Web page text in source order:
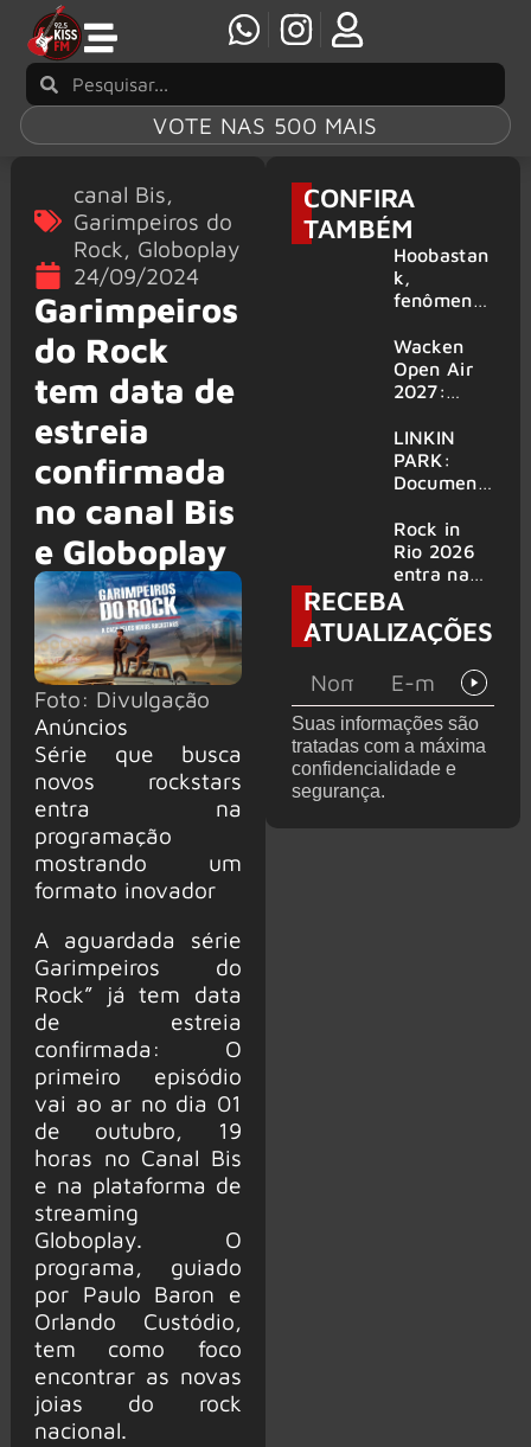
VOTE NAS 500 MAIS
canal Bis,
Garimpeiros do
Rock, Globoplay
24/09/2024
Garimpeiros
do Rock
tem data de
estreia
confirmada
no canal Bis
e Globoplay
Foto: Divulgação
Anúncios
Série que busca
novos rockstars
entra na
programação
mostrando um
formato inovador
A aguardada série
Garimpeiros do
Rock” já tem data
de estreia
confirmada: O
primeiro episódio
vai ao ar no dia 01
de outubro, 19
horas no Canal Bis
e na plataforma de
streaming
Globoplay. O
programa, guiado
por Paulo Baron e
Orlando Custódio,
tem como foco
encontrar as novas
joias do rock
nacional.
CONFIRA
TAMBÉM
Hoobastan
k,
fenômeno
rock anos
2000,
volta ao
6 shows
Wacken
Open Air
2027:
amplia
line-up e
já
mais de 50
bandas
LINKIN
PARK:
Document
‘Unshatter’
e álbum ao
vivo são
anunciados
Rock in
Rio 2026
entra na
reta final
com
Cidade do
montagem
acelerada
e line-up
completo
confirmad
RECEBA
ATUALIZAÇÕES
Suas informações são
tratadas com a máxima
confidencialidade e
segurança.